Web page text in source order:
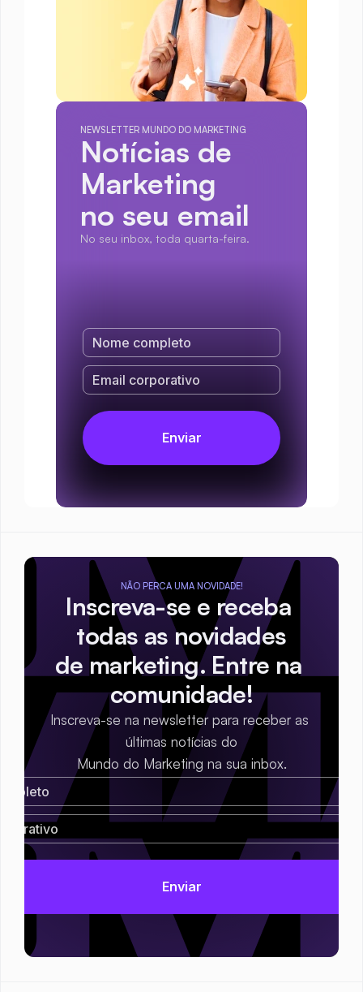
NEWSLETTER MUNDO DO MARKETING
Notícias de
Marketing
no seu email
No seu inbox, toda quarta-feira.
NÃO PERCA UMA NOVIDADE!
Inscreva-se e receba
todas as novidades
de marketing. Entre na
comunidade!
Inscreva-se na newsletter para receber as
últimas notícias do
Mundo do Marketing na sua inbox.